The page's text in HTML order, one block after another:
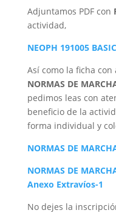
Adjuntamos PDF con
actividad,
NEOPH 191005
Así como la ficha
NORMAS DE
pedimos leas con
beneficio de la
forma individual y
NORMAS DE
NORMAS DE
Anexo Extravíos-1
No dejes la